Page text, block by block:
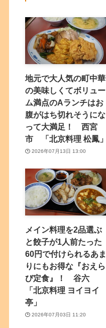
地元で大人気の町中華
の美味しくてボリュー
ム満点のAランチはお
腹がはち切れそうにな
って大満足！ 西宮
市 「北京料理 松鳳」
2026年07月13日 13:00
メイン料理を2品選ぶ
と餃子が1人前たった
60円で付けられるあま
りにもお得な『おえら
び定食』！ 谷六
「北京料理 ヨイヨイ
亭」
2026年07月03日 11:20